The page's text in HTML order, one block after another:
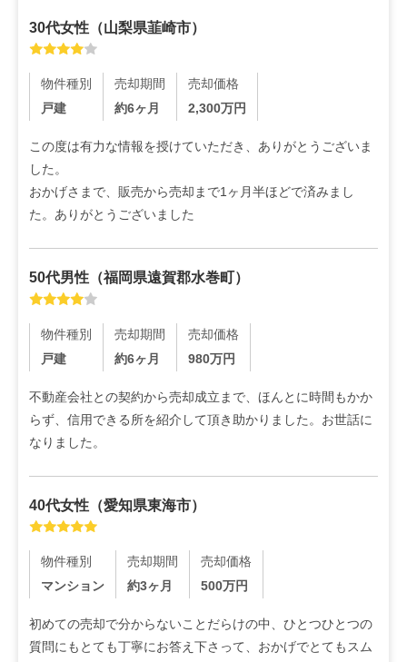
30代女性 （山梨県韮崎市）
物件種別
戸建
売却期間
約6ヶ月
売却価格
2,300万円
この度は有力な情報を授けていただき、ありがとうございま
した。
おかげさまで、販売から売却まで1ヶ月半ほどで済みまし
た。ありがとうございました
50代男性 （福岡県遠賀郡水巻町 ）
物件種別
戸建
売却期間
約6ヶ月
売却価格
980万円
不動産会社との契約から売却成立まで、ほんとに時間もかか
らず、信用できる所を紹介して頂き助かりました。お世話に
なりました。
40代女性 （愛知県東海市）
物件種別
マンション
売却期間
約3ヶ月
売却価格
500万円
初めての売却で分からないことだらけの中、ひとつひとつの
質問にもとても丁寧にお答え下さって、おかげでとてもスム